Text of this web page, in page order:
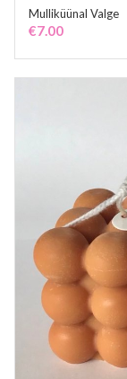
Mulliküünal Valge
€7.00